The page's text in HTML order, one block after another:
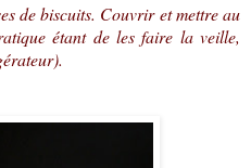
de biscuits. Couvrir et mettre au
étant de les faire la veille,